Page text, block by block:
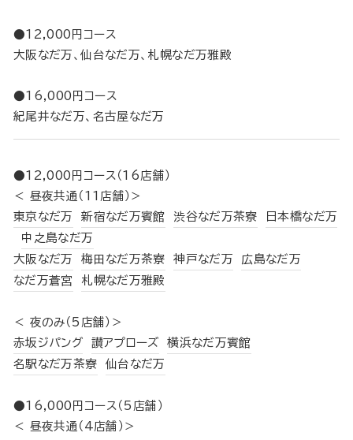
●12,000円コース
大阪なだ万、仙台なだ万、札幌なだ万雅殿
●16,000円コース
紀尾井なだ万、名古屋なだ万
●12,000円コース（16店舗）
＜ 昼夜共通（11店舗）＞
東京なだ万
新宿なだ万賓館 渋谷なだ万茶寮
日本橋なだ万
中之島なだ万
大阪なだ万
梅田なだ万茶寮 神戸なだ万
広島なだ万
なだ万蒼宮
札幌なだ万雅殿
＜ 夜のみ（5店舗）＞
赤坂ジパング
讃アプローズ
横浜なだ万賓館
名駅なだ万茶寮
仙台なだ万
●16,000円コース（5店舗）
＜ 昼夜共通（4店舗）＞